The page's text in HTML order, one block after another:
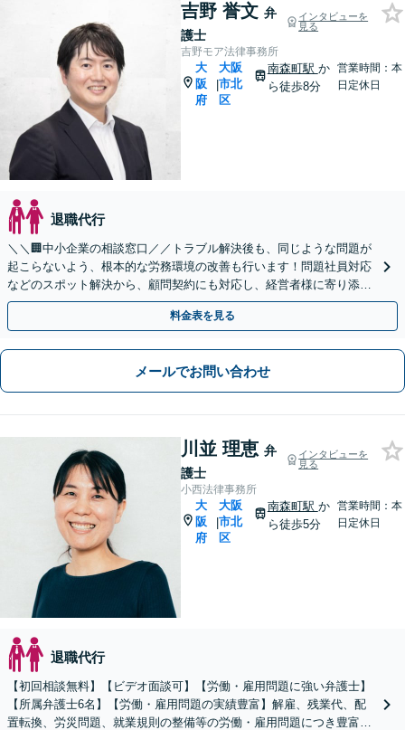
吉野 誉文 弁
護士
インタビューを
見る
吉野モア法律事務所
大
阪
府
|
大阪
市北
区
南森町駅 か
ら徒歩8分
営業時間：本
日定休日
退職代行
＼＼🏢中小企業の相談窓口／／トラブル解決後も、同じような問題が
起こらないよう、根本的な労務環境の改善も行います！問題社員対応
などのスポット解決から、顧問契約にも対応し、経営者様に寄り添い
ます【メール・web面談可能】
料金表を見る
メールでお問い合わせ
川並 理恵 弁
護士
インタビューを
見る
小西法律事務所
大
阪
府
|
大阪
市北
区
南森町駅 か
ら徒歩5分
営業時間：本
日定休日
退職代行
【初回相談無料】【ビデオ面談可】【労働・雇用問題に強い弁護士】
【所属弁護士6名】【労働・雇用問題の実績豊富】解雇、残業代、配
置転換、労災問題、就業規則の整備等の労働・雇用問題につき豊富な